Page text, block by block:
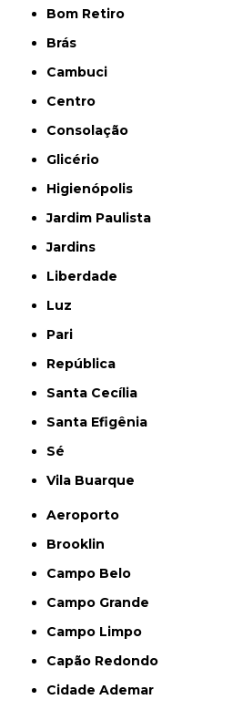
Bom Retiro
Brás
Cambuci
Centro
Consolação
Glicério
Higienópolis
Jardim Paulista
Jardins
Liberdade
Luz
Pari
República
Santa Cecília
Santa Efigênia
Sé
Vila Buarque
Aeroporto
Brooklin
Campo Belo
Campo Grande
Campo Limpo
Capão Redondo
Cidade Ademar